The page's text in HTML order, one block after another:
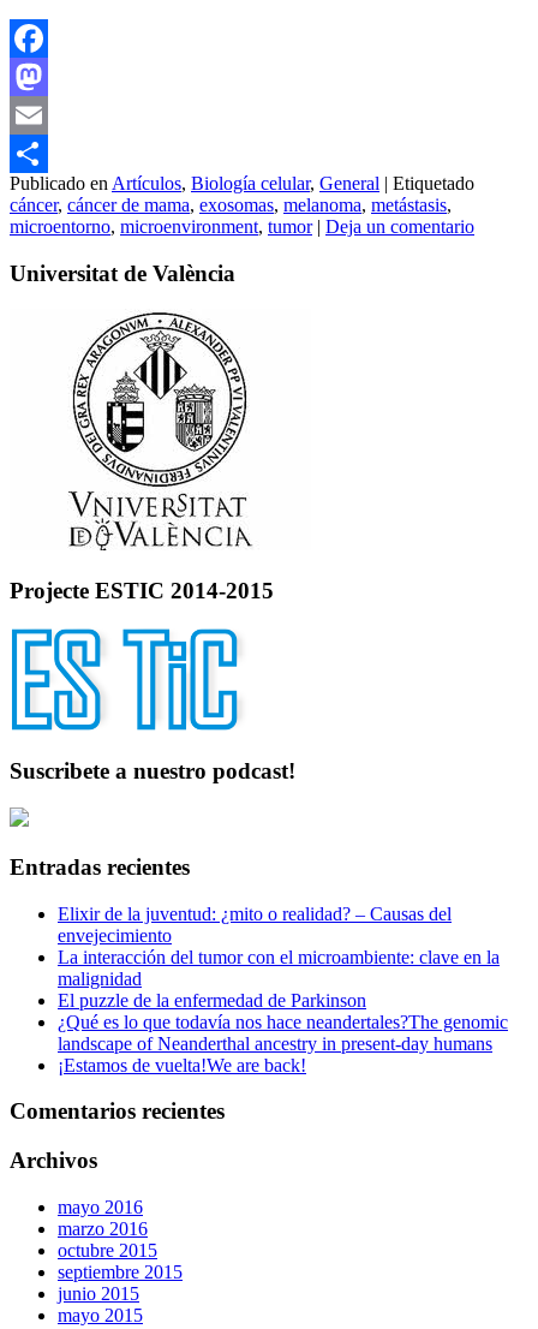
Facebook
Mastodon
Email
Compartir
Publicado en Artículos, Biología celular, General | Etiquetado
cáncer, cáncer de mama, exosomas, melanoma, metástasis,
microentorno, microenvironment, tumor | Deja un comentario
Universitat de València
Projecte ESTIC 2014-2015
Suscribete a nuestro podcast!
Entradas recientes
Elixir de la juventud: ¿mito o realidad? – Causas del
envejecimiento
La interacción del tumor con el microambiente: clave en la
malignidad
El puzzle de la enfermedad de Parkinson
¿Qué es lo que todavía nos hace neandertales?The genomic
landscape of Neanderthal ancestry in present-day humans
¡Estamos de vuelta!We are back!
Comentarios recientes
Archivos
mayo 2016
marzo 2016
octubre 2015
septiembre 2015
junio 2015
mayo 2015